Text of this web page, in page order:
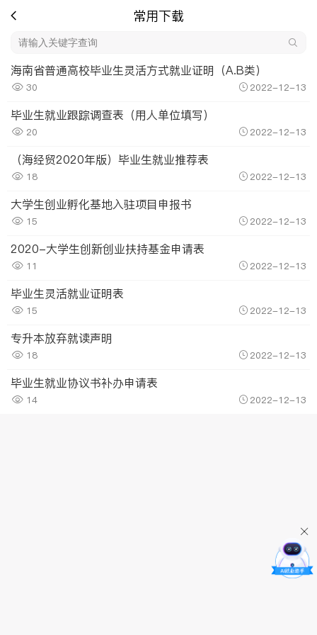
常用下载
海南省普通高校毕业生灵活方式就业证明（A.B类）
30 2022-12-13
毕业生就业跟踪调查表（用人单位填写）
20 2022-12-13
（海经贸2020年版）毕业生就业推荐表
18 2022-12-13
大学生创业孵化基地入驻项目申报书
15 2022-12-13
2020-大学生创新创业扶持基金申请表
11 2022-12-13
毕业生灵活就业证明表
15 2022-12-13
专升本放弃就读声明
18 2022-12-13
毕业生就业协议书补办申请表
14 2022-12-13